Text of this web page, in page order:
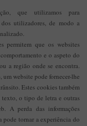
que utilizamos para
utilizadores, de modo a
permitem que os websites
e o aspeto do
a região onde se encontra.
um website pode fornecer-lhe
Estes cookies também
o tipo de letra e outras
A perda das informações
pode tornar a experiência do